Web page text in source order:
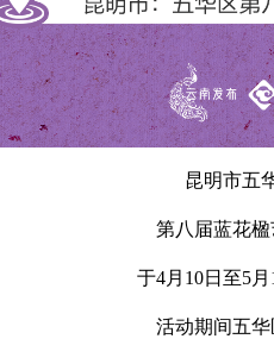
昆明市五
第八届蓝花
于4月10日至5
活动期间五